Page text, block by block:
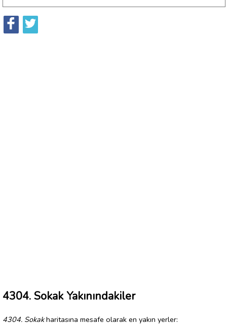
4304. Sokak Yakınındakiler
4304. Sokakharitasına mesafe olarak en yakın yerler: